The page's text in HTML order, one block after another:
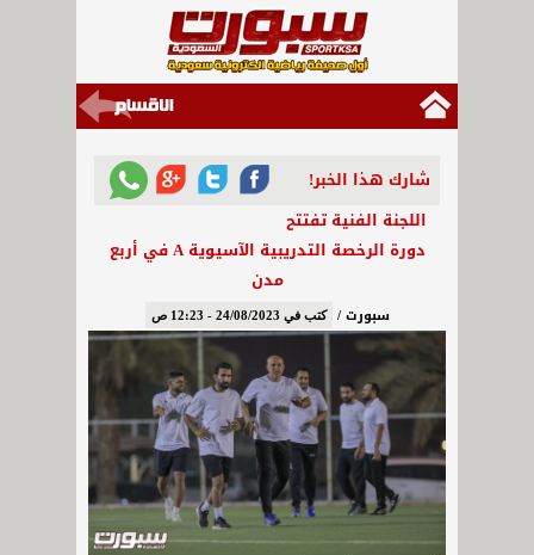
شارك هذا الخبر!
اللجنة الفنية تفتتح
دورة الرخصة التدريبية الآسيوية A في أربع
مدن
سبورت / كتب في 24/08/2023 - 12:23 ص